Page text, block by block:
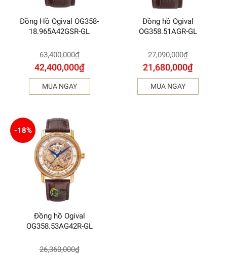
Đồng Hồ Ogival OG358-
18.965A42GSR-GL
63,400,000₫
42,400,000₫
MUA NGAY
Đồng hồ Ogival
OG358.51AGR-GL
27,090,000₫
21,680,000₫
MUA NGAY
-18%
Đồng hồ Ogival
OG358.53AG42R-GL
26,360,000₫